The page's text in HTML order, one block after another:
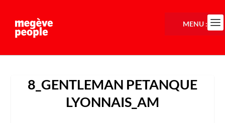
8_GENTLEMAN PETANQUE
LYONNAIS_AM
MENU :